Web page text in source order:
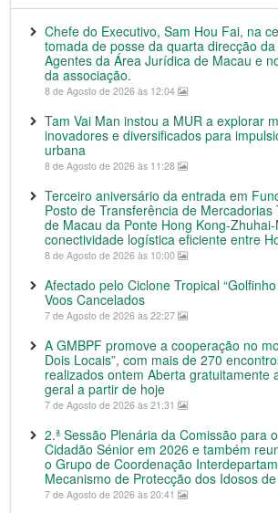
Chefe do Executivo, Sam Hou Fai, na
tomada de posse da quarta direcção
Agentes da Área Jurídica de Macau e
da associação.
8 de Agosto de 2026 às 12:04
Tam Vai Man instou a MUR a explorar
inovadores e diversificados para
urbana
8 de Agosto de 2026 às 11:28
Terceiro aniversário da entrada em
Posto de Transferência de Mercadorias
de Macau da Ponte Hong Kong-
conectividade logística eficiente entre
8 de Agosto de 2026 às 10:00
Afectado pelo Ciclone Tropical
Voos Cancelados
7 de Agosto de 2026 às 22:27
A GMBPF promove a cooperação no
Dois Locais”, com mais de 270
realizados ontem Aberta gratuitamente
geral a partir de hoje
7 de Agosto de 2026 às 21:31
2.ª Sessão Plenária da Comissão para
Cidadão Sénior em 2026 e também
o Grupo de Coordenação
Mecanismo de Protecção dos Idosos
7 de Agosto de 2026 às 20:41